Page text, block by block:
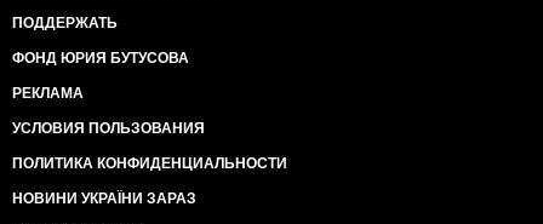
ПОДДЕРЖАТЬ
ФОНД ЮРИЯ БУТУСОВА
РЕКЛАМА
УСЛОВИЯ ПОЛЬЗОВАНИЯ
ПОЛИТИКА КОНФИДЕНЦИАЛЬНОСТИ
НОВИНИ УКРАЇНИ ЗАРАЗ